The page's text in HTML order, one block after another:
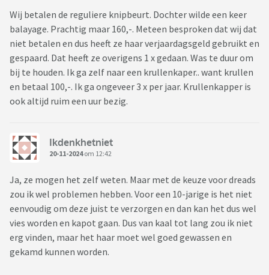
Wij betalen de reguliere knipbeurt. Dochter wilde een keer
balayage. Prachtig maar 160,-. Meteen besproken dat wij dat
niet betalen en dus heeft ze haar verjaardagsgeld gebruikt en
gespaard. Dat heeft ze overigens 1 x gedaan. Was te duur om
bij te houden. Ik ga zelf naar een krullenkaper.. want krullen
en betaal 100,-. Ik ga ongeveer 3 x per jaar. Krullenkapper is
ook altijd ruim een uur bezig.
Ikdenkhetniet
20-11-2024om 12:42
Ja, ze mogen het zelf weten. Maar met de keuze voor dreads
zou ik wel problemen hebben. Voor een 10-jarige is het niet
eenvoudig om deze juist te verzorgen en dan kan het dus wel
vies worden en kapot gaan. Dus van kaal tot lang zou ik niet
erg vinden, maar het haar moet wel goed gewassen en
gekamd kunnen worden.